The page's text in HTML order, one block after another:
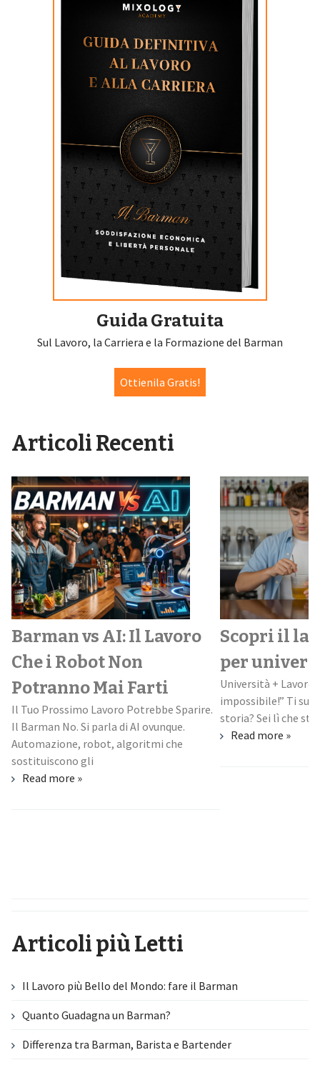
Guida Gratuita
Sul Lavoro, la Carriera e la Formazione del Barman
Ottienila Gratis!
Articoli Recenti
Barman vs AI: Il Lavoro
Che i Robot Non
Potranno Mai Farti
Il Tuo Prossimo Lavoro Potrebbe Sparire.
Il Barman No. Si parla di AI ovunque.
Automazione, robot, algoritmi che
sostituiscono gli
Read more »
Scopri il
per
Università +
impossibile!” Ti
storia? Sei lì che
Read more »
Articoli più Letti
Il Lavoro più Bello del Mondo: fare il Barman
Quanto Guadagna un Barman?
Differenza tra Barman, Barista e Bartender